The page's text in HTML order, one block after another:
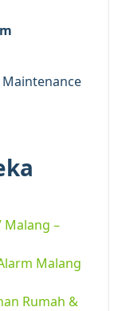
Maintenance
Malang –
Malang
Rumah &